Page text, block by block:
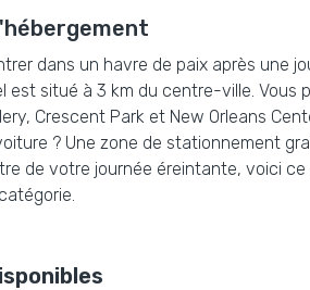
dans un havre de paix après une
est situé à 3 km du centre-ville. Vous
Crescent Park et New Orleans
? Une zone de stationnement
de votre journée éreintante, voici